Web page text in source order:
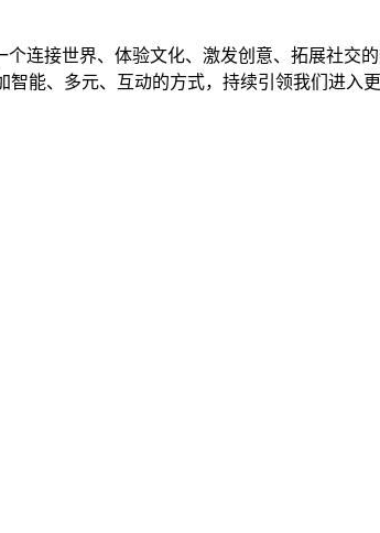
连接世界、体验文化、激发创意、拓展社交
能、多元、互动的方式，持续引领我们进入